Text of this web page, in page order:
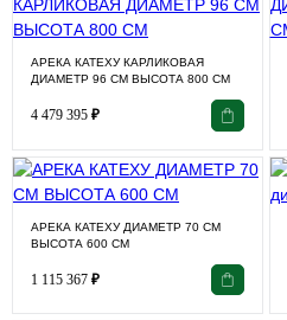
АРЕКА КАТЕХУ КАРЛИКОВАЯ
ДИАМЕТР 96 СМ ВЫСОТА 800 СМ
4 479 395 ₽
АРЕКА КАТЕХУ ДИАМЕТР 70 СМ
ВЫСОТА 600 СМ
1 115 367 ₽